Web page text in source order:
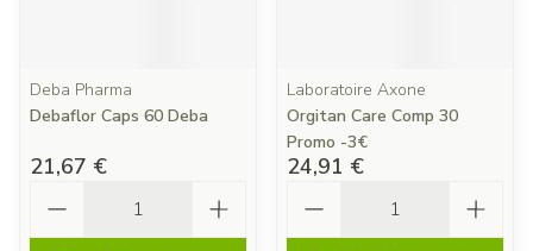
Deba Pharma
Debaflor Caps 60 Deba
21,67 €
Laboratoire Axone
Orgitan Care Comp 30
Promo -3€
24,91 €